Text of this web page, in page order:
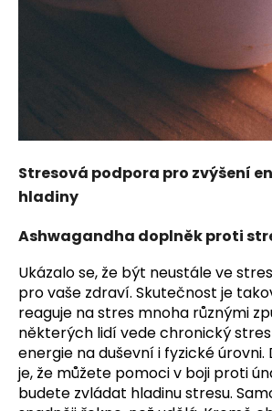
Stresová podpora pro zvýšení
hladiny
Ashwagandha doplněk proti
Ukázalo se, že být neustále ve
pro vaše zdraví. Skutečnost je
reaguje na stres mnoha různými
některých lidí vede chronický
energie na duševní i fyzické
je, že můžete pomoci v boji proti
budete zvládat hladinu stresu.